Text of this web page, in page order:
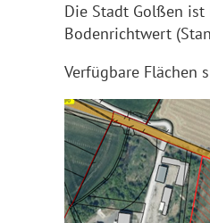
Die Stadt Golßen
Bodenrichtwert
Verfügbare Flächen